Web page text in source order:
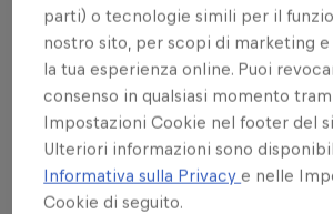
parti) o tecnologie simili per il
nostro sito, per scopi di marketing
la tua esperienza online. Puoi
consenso in qualsiasi momento
Impostazioni Cookie nel footer del
Ulteriori informazioni sono
Informativa sulla Privacye nelle
Cookie di seguito.